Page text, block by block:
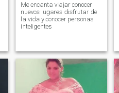
Me encanta viajar conocer
nuevos lugares disfrutar de
la vida y conocer personas
inteligentes